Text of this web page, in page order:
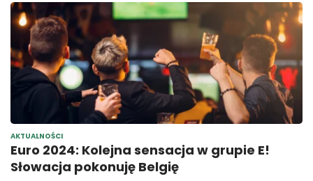
AKTUALNOŚCI
Euro 2024: Kolejna sensacja w grupie E!
Słowacja pokonuję Belgię